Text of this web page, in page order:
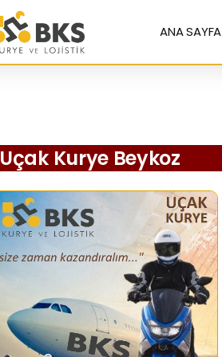
ANA SAYFA
Uçak Kurye Beykoz